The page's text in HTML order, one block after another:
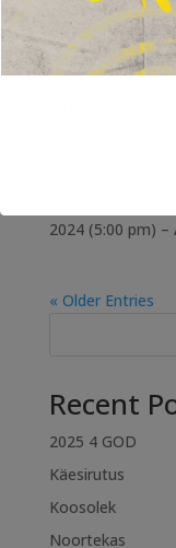
Millal ja
2024 (8:00
2024 (5:00 pm)
« Older Entries
Recent
2025 4 GOD
Käesirutus
Koosolek
Noortekas